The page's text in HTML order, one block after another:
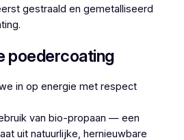
gestraald en gemetalliseerd
poedercoating
in op energie met respect
van bio-propaan — een
uit natuurlijke, hernieuwbare